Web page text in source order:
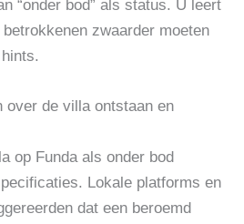
“onder bod” als status. U leert
zwaarder moeten
over de villa ontstaan en
op Funda als onder bod
Lokale platforms en
dat een beroemd